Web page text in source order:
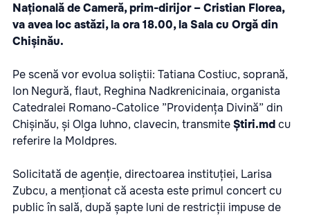
Națională de Cameră, prim-dirijor – Cristian Florea,
va avea loc astăzi, la ora 18.00, la Sala cu Orgă din
Chișinău.
Pe scenă vor evolua soliștii: Tatiana Costiuc, soprană,
Ion Negură, flaut, Reghina Nadkrenicinaia, organista
Catedralei Romano-Catolice ”Providența Divină” din
Chișinău, și Olga Iuhno, clavecin, transmiteȘtiri.mdcu
referire la Moldpres.
Solicitată de agenție, directoarea instituției, Larisa
Zubcu, a menționat că acesta este primul concert cu
public în sală, după șapte luni de restricții impuse de